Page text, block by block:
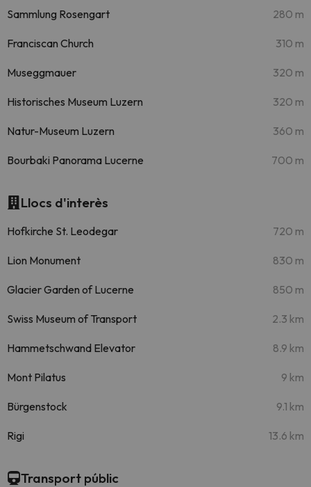
Sammlung Rosengart 280 m
Franciscan Church 310 m
Museggmauer 320 m
Historisches Museum Luzern 320 m
Natur-Museum Luzern 360 m
Bourbaki Panorama Lucerne 700 m
Llocs d'interès
Hofkirche St. Leodegar 720 m
Lion Monument 830 m
Glacier Garden of Lucerne 850 m
Swiss Museum of Transport 2.3 km
Hammetschwand Elevator 8.9 km
Mont Pilatus 9 km
Bürgenstock 9.1 km
Rigi 13.6 km
Transport públic